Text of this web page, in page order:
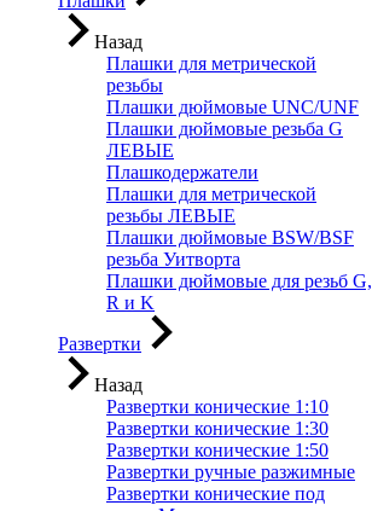
Назад
Плашки для метрической
резьбы
Плашки дюймовые UNC/UNF
Плашки дюймовые резьба G
ЛЕВЫЕ
Плашкодержатели
Плашки для метрической
резьбы ЛЕВЫЕ
Плашки дюймовые BSW/BSF
резьба Уитворта
Плашки дюймовые для резьб G,
R и K
Развертки
Назад
Развертки конические 1:10
Развертки конические 1:30
Развертки конические 1:50
Развертки ручные разжимные
Развертки конические под